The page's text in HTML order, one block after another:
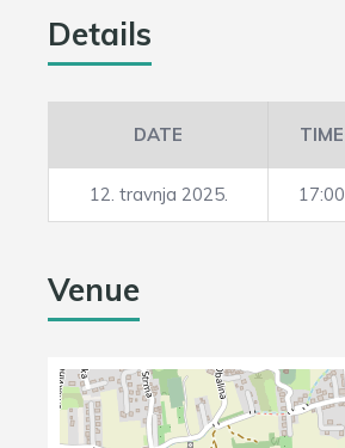
Details
DATE TIME
12. travnja 2025. 17:00
Venue